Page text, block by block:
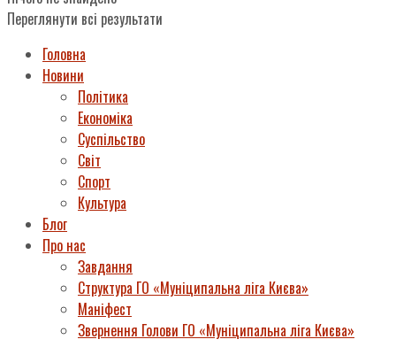
Переглянути всі результати
Головна
Новини
Політика
Економіка
Суспільство
Світ
Спорт
Культура
Блог
Про нас
Завдання
Структура ГО «Муніципальна ліга Києва»
Маніфест
Звернення Голови ГО «Муніципальна ліга Києва»